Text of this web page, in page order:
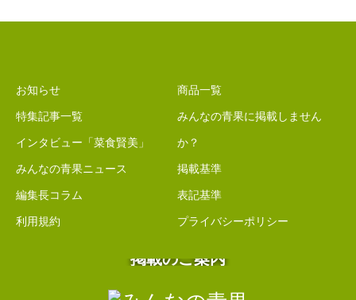
お知らせ
特集記事一覧
インタビュー「菜食賢美」
みんなの青果ニュース
編集長コラム
利用規約
商品一覧
みんなの青果に掲載しません
か？
掲載基準
表記基準
プライバシーポリシー
掲載のご案内